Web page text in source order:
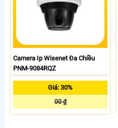
Camera Ip Wisenet Đa Chiều
PNM-9084RQZ
Giá: 30%
00 ₫